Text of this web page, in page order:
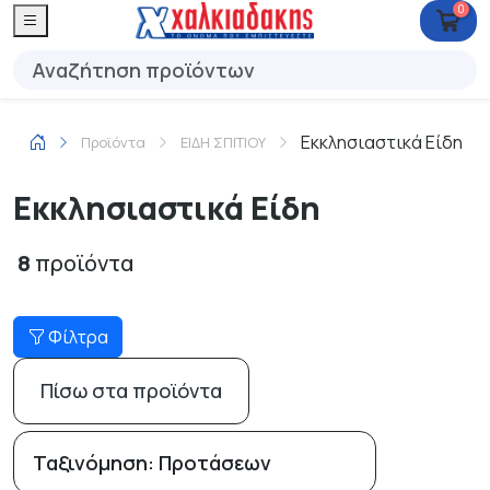
0
Προϊόντα ΕΙΔΗ ΣΠΙΤΙΟΥ Εκκλησιαστικά Είδη
Εκκλησιαστικά Είδη
8 προϊόντα
Φίλτρα
Πίσω στα προϊόντα